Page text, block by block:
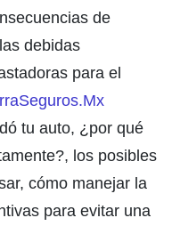
de
debidas
para el
tu auto, ¿por qué
los posibles
cómo manejar la
para evitar una